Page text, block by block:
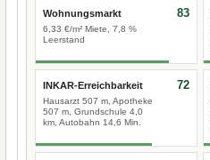
Wohnungsmarkt
6,33 €/m² Miete, 7,8 %
Leerstand
83
INKAR-Erreichbarkeit
Hausarzt 507 m, Apotheke
507 m, Grundschule 4,0
km, Autobahn 14,6 Min.
72